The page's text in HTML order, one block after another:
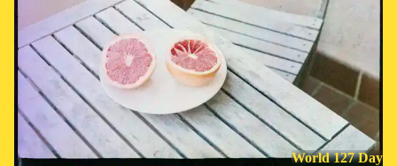
World 127 Day